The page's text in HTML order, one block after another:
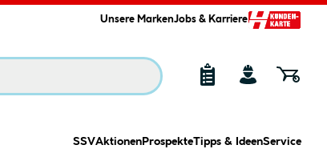
Unsere MarkenJobs & Karriere
SSVAktionen ProspekteTipps & IdeenService